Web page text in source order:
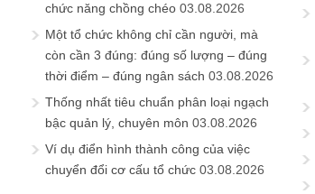
chức năng chồng chéo 03.08.2026
Một tổ chức không chỉ cần người, mà
còn cần 3 đúng: đúng số lượng – đúng
thời điểm – đúng ngân sách 03.08.2026
Thống nhất tiêu chuẩn phân loại ngạch
bậc quản lý, chuyên môn 03.08.2026
Ví dụ điển hình thành công của việc
chuyển đổi cơ cấu tổ chức 03.08.2026